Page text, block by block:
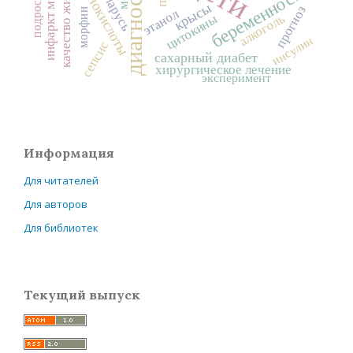
беременность
крысы
сахарный диабет
качество жизни
хирургическое лечение
алкоголь
этанолцитокины
сепсис
прогноз
эксперимент
морфин
инсулин
Информация
Для читателей
Для авторов
Для библиотек
Текущий выпуск